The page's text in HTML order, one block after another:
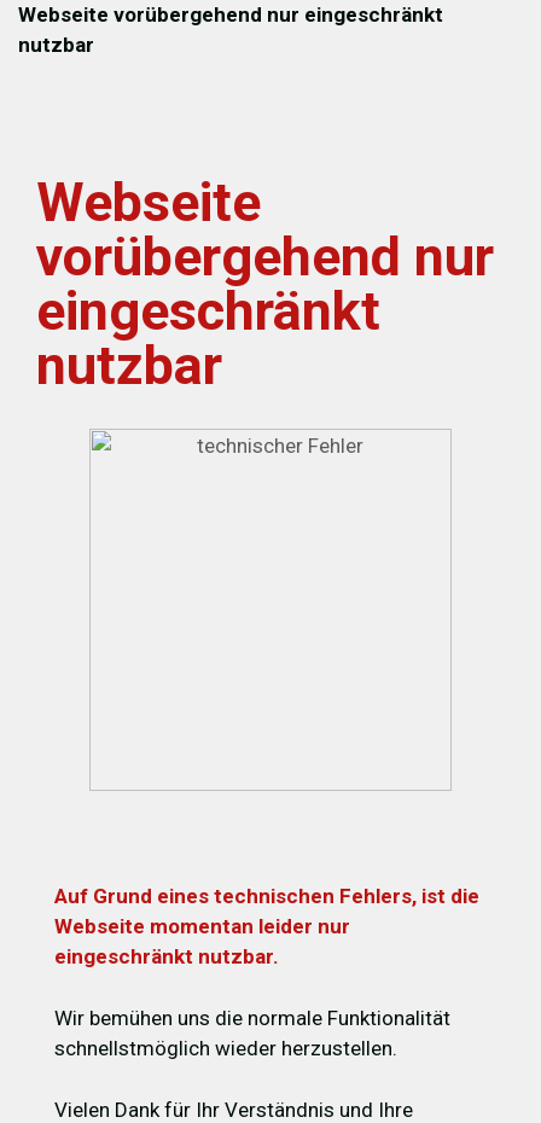
Webseite vorübergehend nur eingeschränkt
nutzbar
Webseite
vorübergehend nur
eingeschränkt
nutzbar
Auf Grund eines technischen Fehlers, ist die
Webseite momentan leider nur
eingeschränkt nutzbar.
Wir bemühen uns die normale Funktionalität
schnellstmöglich wieder herzustellen.
Vielen Dank für Ihr Verständnis und Ihre